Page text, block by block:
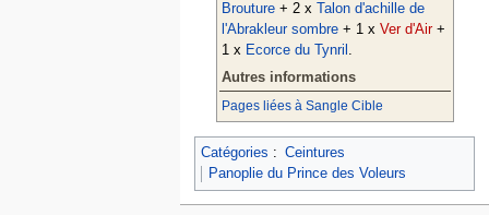
Brouture+ 2 x
Talon d'achille de
l'Abrakleur sombre+ 1 x Ver d'Air+
1 x Ecorce du Tynril .
Autres informations
Pages liées à Sangle Cible
Catégories : Ceintures
Panoplie du Prince des Voleurs